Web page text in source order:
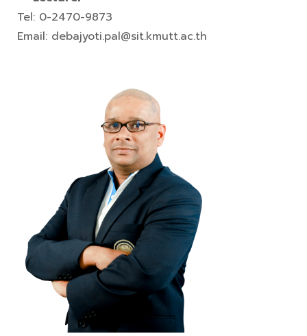
Tel: 0-2470-9873
Email: debajyoti.pal@sit.kmutt.ac.th